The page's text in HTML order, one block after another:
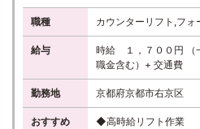
職種 カウンターリフト,フォ
給与
時給 １，７００円 （
職金含む）+ 交通費
勤務地 京都府京都市右京区
おすすめ
◆高時給リフト作業